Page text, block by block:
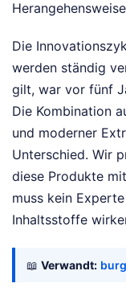
Die
werden ständig
gilt, war vor fünf
Die Kombination
und moderner
Unterschied. Wir
diese Produkte
muss kein
Inhaltsstoffe
📖 Verwandt: